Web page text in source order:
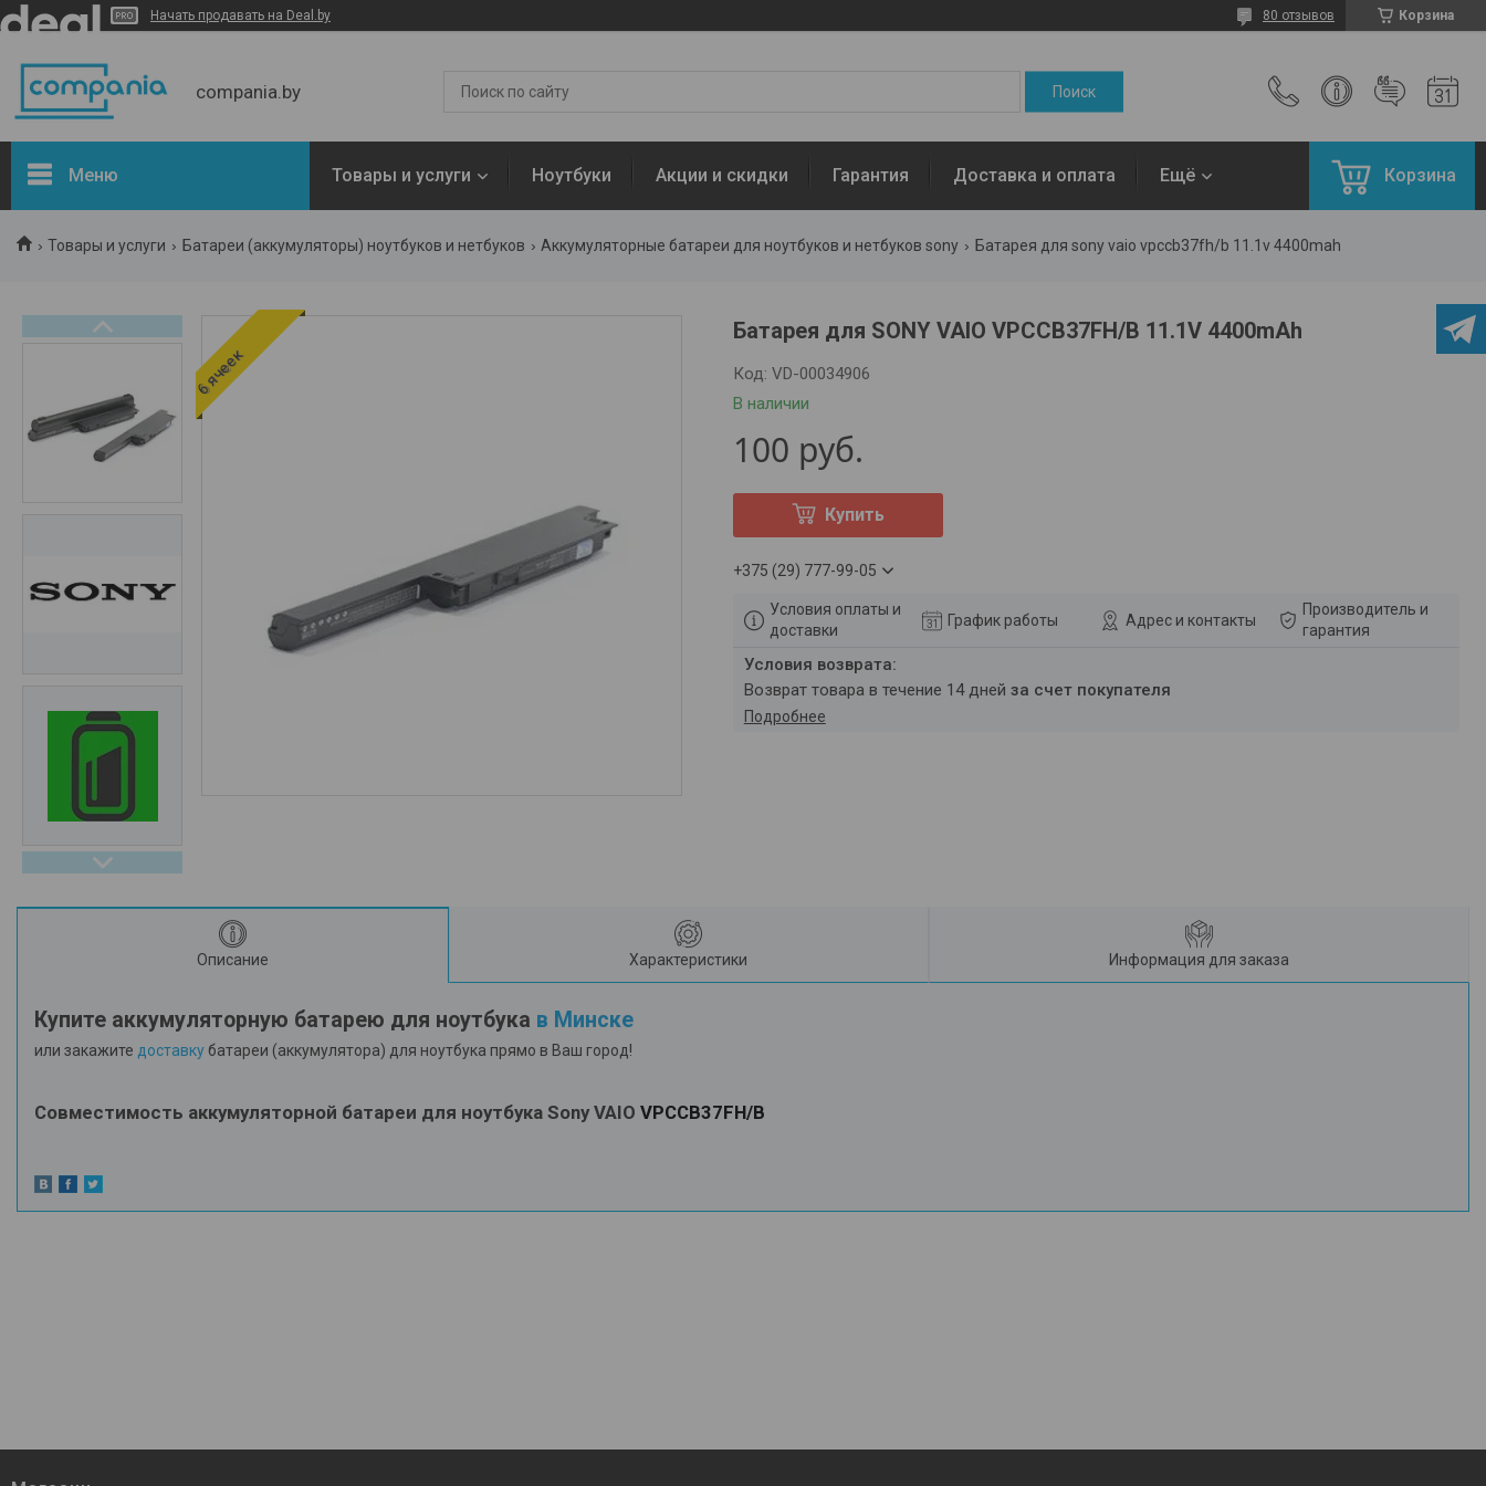
Начать продавать на Deal.by Корзина
80 отзывов
compania.by
Меню Товары и услуги Ноутбуки Акции и скидки Гарантия Доставка и оплата Ещё Корзина
Товары и услуги Батареи (аккумуляторы) ноутбуков и нетбуков Аккумуляторные батареи для ноутбуков и нетбуков sony Батарея для sony vaio vpccb37fh/b 11.1v 4400mah
6 ячеек
Батарея для SONY VAIO VPCCB37FH/B 11.1V 4400mAh
В наличии
Код: VD-00034906
100 руб.
Купить
+375 (29) 777-99-05
Условия оплаты и
доставки
График работы Адрес и контакты
Производитель и
гарантия
возврат товара в течение 14 дней за счет покупателя
Подробнее
Описание Характеристики Информация для заказа
Купите аккумуляторную батарею для ноутбука в Минске
или закажите доставкубатареи (аккумулятора) для ноутбука прямо в Ваш город!
Совместимость аккумуляторной батареи для ноутбука Sony VAIO VPCCB37FH/B